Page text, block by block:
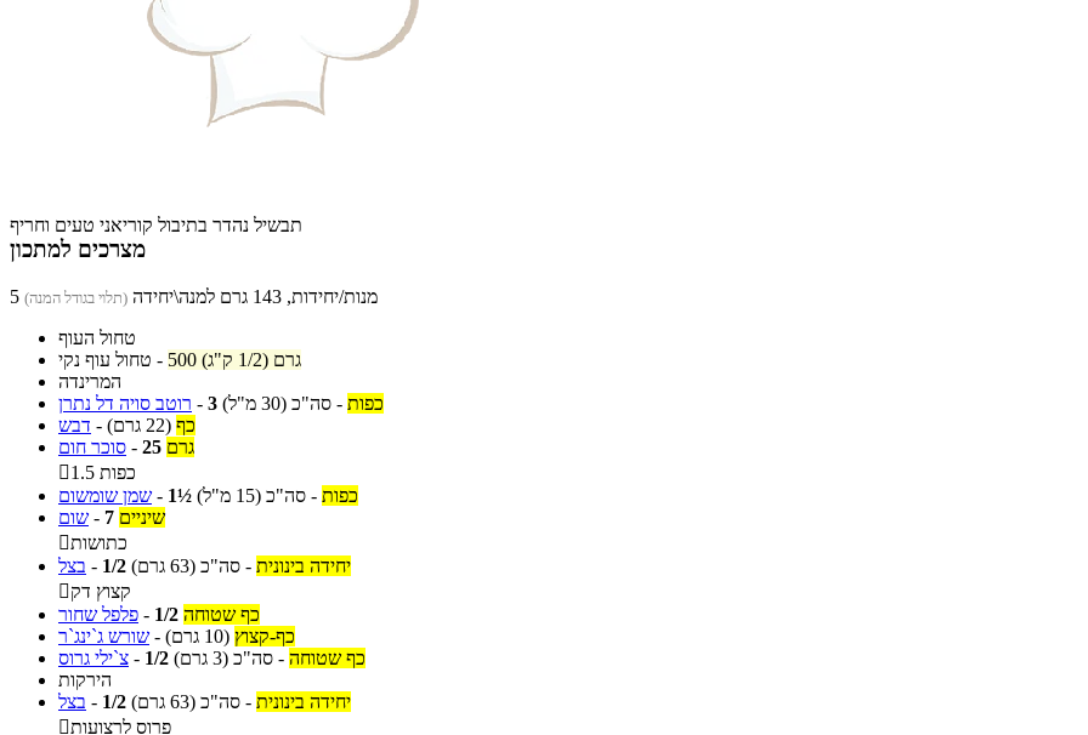
תבשיל נהדר בתיבול קוריאני טעים וחריף
מצרכים למתכון
5 מנות/יחידות, 143 גרם למנה\יחידה (תלוי בגודל המנה)
טחול העוף
טחול עוף נקי -
500 גרם (1/2 ק"ג)
המרינדה
רוטב סויה דל נתרן - 3 כפות - סה"כ (30 מ"ל)
דבש - כף (22 גרם)
סוכר חום - 25 גרם

1.5 כפות
שמן שומשום - 1½ כפות - סה"כ (15 מ"ל)
שום - 7 שיניים
כתושות
בצל - 1/2 יחידה בינונית - סה"כ (63 גרם)
קצוץ דק
פלפל שחור - 1/2 כף שטוחה
שורש ג`ינג`ר - כף-קצוץ (10 גרם)
צ`ילי גרוס - 1/2 כף שטוחה - סה"כ (3 גרם)
הירקות
בצל - 1/2 יחידה בינונית - סה"כ (63 גרם)
פרוס לרצועות